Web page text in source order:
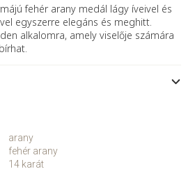
fehér arany medál lágy íveivel és
egyszerre elegáns és meghitt.
alkalomra, amely viselője számára
arany
fehér arany
14 karát